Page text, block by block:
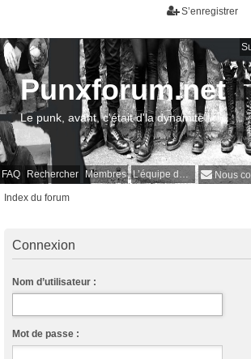
S’enregistrer
FAQ Rechercher Membres L’équipe du forum Nous contacter
Punxforum.net
Le punk, avant, c'était d'la dynamite !
Index du forum
Connexion
Nom d’utilisateur :
Mot de passe :